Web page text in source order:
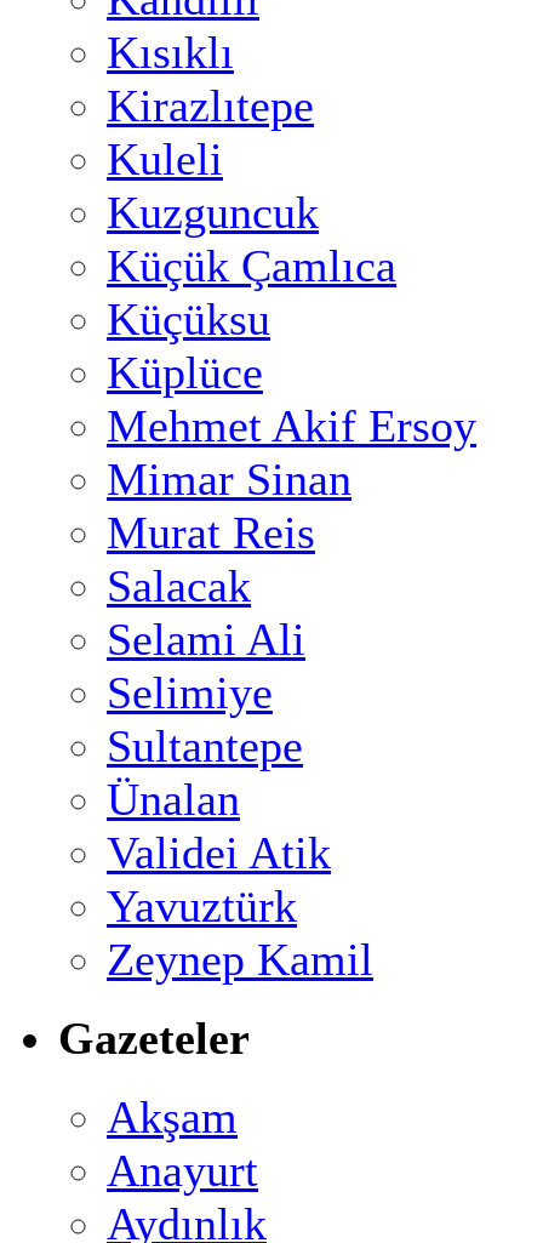
Kısıklı
Kirazlıtepe
Kuleli
Kuzguncuk
Küçük Çamlıca
Küçüksu
Küplüce
Mehmet Akif Ersoy
Mimar Sinan
Murat Reis
Salacak
Selami Ali
Selimiye
Sultantepe
Ünalan
Validei Atik
Yavuztürk
Zeynep Kamil
Gazeteler
Akşam
Anayurt
Aydınlık